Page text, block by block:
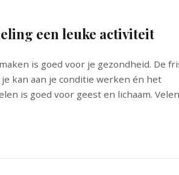
een leuke activiteit
is goed voor je gezondheid. De
kan aan je conditie werken én het
is goed voor geest en lichaam. Velen